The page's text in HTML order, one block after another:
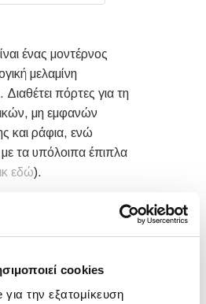
cookies
την εξατομίκευση
ένας μοντέρνος
μελαμίνη
Διαθέτει πόρτες για τη
μη εμφανών
και ράφια, ενώ
τα υπόλοιπα έπιπλα
εδώ).
τις ρυθμίσεις της